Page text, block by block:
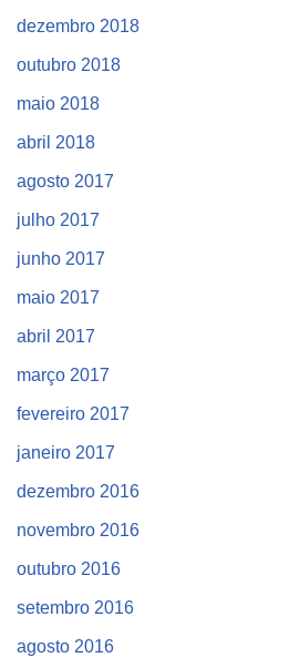
dezembro 2018
outubro 2018
maio 2018
abril 2018
agosto 2017
julho 2017
junho 2017
maio 2017
abril 2017
março 2017
fevereiro 2017
janeiro 2017
dezembro 2016
novembro 2016
outubro 2016
setembro 2016
agosto 2016